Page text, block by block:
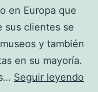
en Europa que
sus clientes se
y también
en su mayoría.
Seguir leyendo